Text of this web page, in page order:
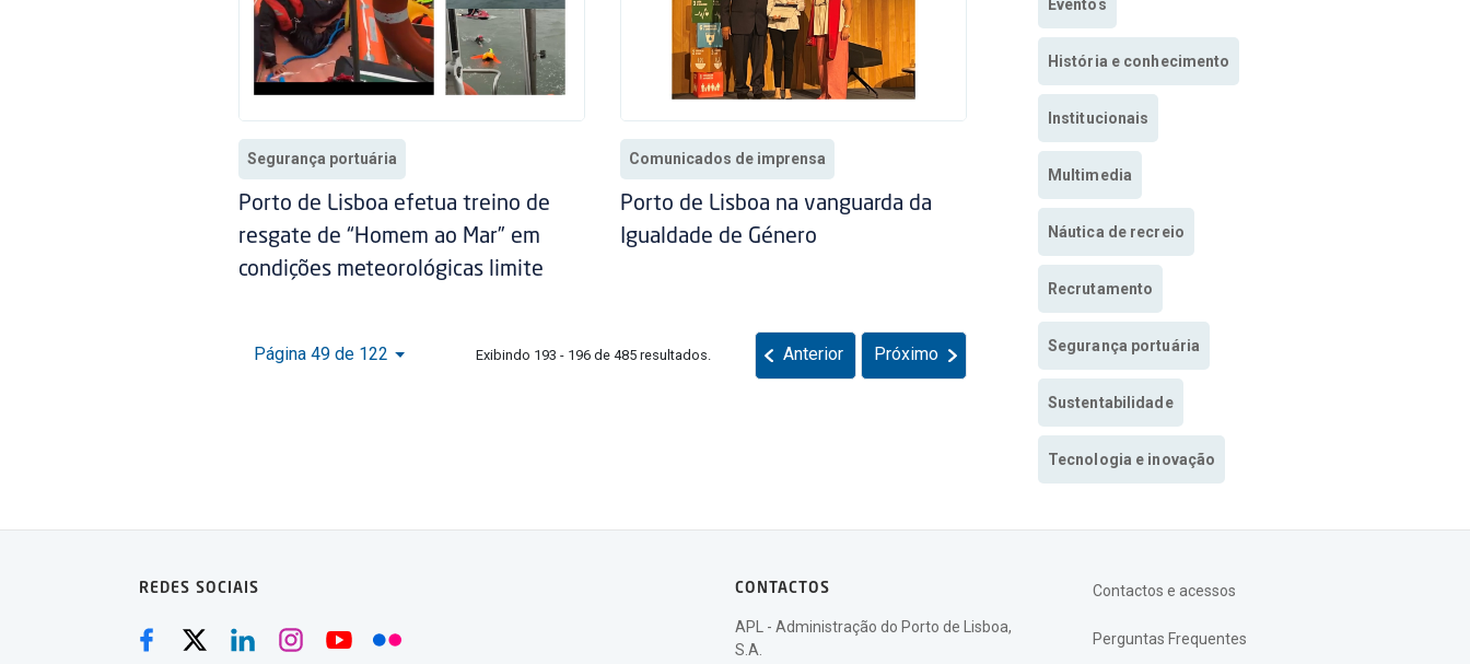
Segurança portuária
Porto de Lisboa efetua treino de
resgate de “Homem ao Mar” em
condições meteorológicas limite
Comunicados de imprensa
Porto de Lisboa na vanguarda da
Igualdade de Género
Página 49 de 122 Exibindo 193 - 196 de 485 resultados. Anterior Próximo
Eventos
História e conhecimento
Institucionais
Multimedia
Náutica de recreio
Recrutamento
Segurança portuária
Sustentabilidade
Tecnologia e inovação
REDES SOCIAIS CONTACTOS
APL - Administração do Porto de Lisboa,
S.A.
Contactos e acessos
Perguntas Frequentes